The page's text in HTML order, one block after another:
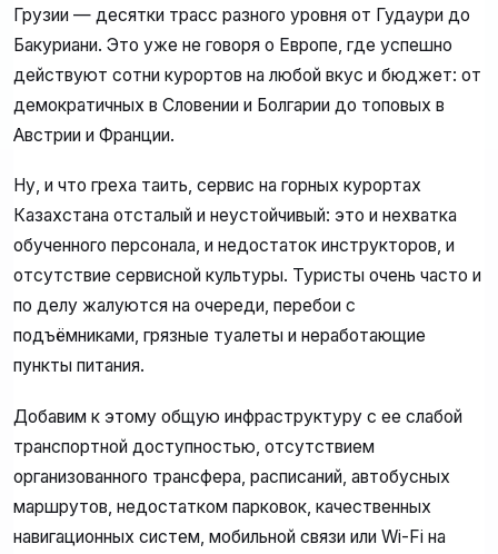
Грузии — десятки трасс разного уровня от Гудаури до
Бакуриани. Это уже не говоря о Европе, где успешно
действуют сотни курортов на любой вкус и бюджет: от
демократичных в Словении и Болгарии до топовых в
Австрии и Франции.
Ну, и что греха таить, сервис на горных курортах
Казахстана отсталый и неустойчивый: это и нехватка
обученного персонала, и недостаток инструкторов, и
отсутствие сервисной культуры. Туристы очень часто и
по делу жалуются на очереди, перебои с
подъёмниками, грязные туалеты и неработающие
пункты питания.
Добавим к этому общую инфраструктуру с ее слабой
транспортной доступностью, отсутствием
организованного трансфера, расписаний, автобусных
маршрутов, недостатком парковок, качественных
навигационных систем, мобильной связи или Wi-Fi на